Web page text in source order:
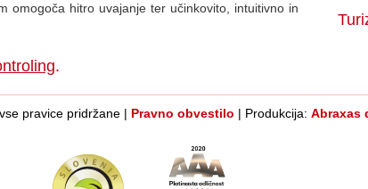
omogoča hitro uvajanje ter učinkovito, intuitivno in
.
pravice pridržane | Pravno obvestilo | Produkcija: Abraxas